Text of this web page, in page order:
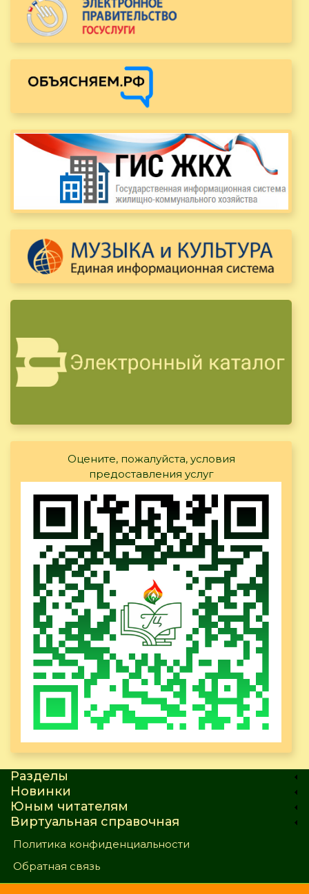
Оцените, пожалуйста, условия
предоставления услуг
Разделы
Новинки
Юным читателям
Виртуальная справочная
Политика конфиденциальности
Обратная связь